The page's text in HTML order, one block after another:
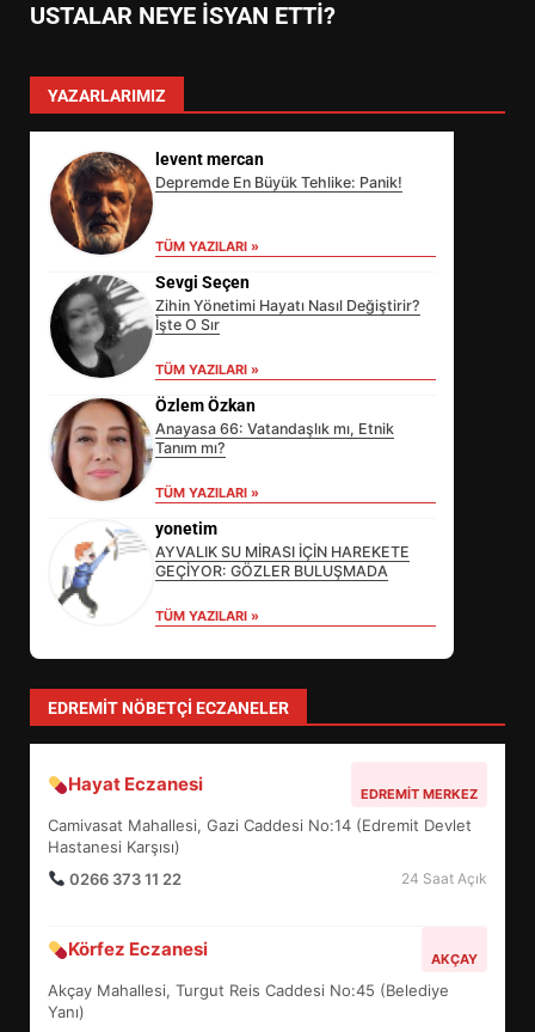
USTALAR NEYE İSYAN ETTİ?
YAZARLARIMIZ
levent mercan
Depremde En Büyük Tehlike: Panik!
TÜM YAZILARI »
Sevgi Seçen
Zihin Yönetimi Hayatı Nasıl Değiştirir?
İşte O Sır
TÜM YAZILARI »
Özlem Özkan
Anayasa 66: Vatandaşlık mı, Etnik
Tanım mı?
TÜM YAZILARI »
yonetim
AYVALIK SU MİRASI İÇİN HAREKETE
GEÇİYOR: GÖZLER BULUŞMADA
TÜM YAZILARI »
EDREMIT NÖBETÇI ECZANELER
Hayat Eczanesi EDREMIT MERKEZ
Camivasat Mahallesi, Gazi Caddesi No:14 (Edremit Devlet
Hastanesi Karşısı)
0266 373 11 22
24 Saat Açık
Körfez Eczanesi AKÇAY
Akçay Mahallesi, Turgut Reis Caddesi No:45 (Belediye
Yanı)
SÜRDÜRÜLEBİLİRLİKTE NE
DEĞİŞECEK?
4
5
BALIKESİR MÜZELERİNDE SÜRE
UZATILDI: NE DEĞİŞTİ?
6
TURNUVASI KAYITLARI NEYİ